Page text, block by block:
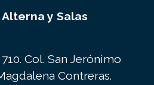
y Salas
Col. San Jerónimo
Contreras.